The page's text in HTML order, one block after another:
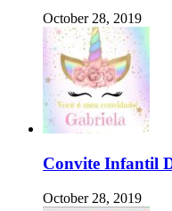
October 28, 2019
Convite Infantil
October 28, 2019